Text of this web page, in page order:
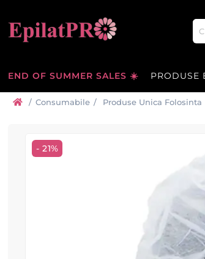
END OF SUMMER SALES ☀️ PRODUSE
/ Consumabile / Produse Unica Folosinta
- 21%